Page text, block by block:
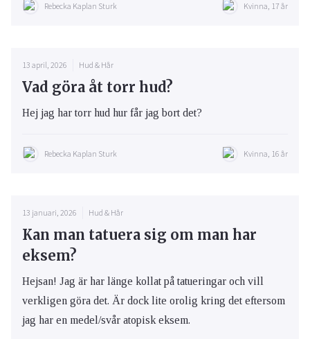
Rebecka Kaplan Sturk Kvinna, 17 år
13 april, 2026 Hud & Hår
Vad göra åt torr hud?
Hej jag har torr hud hur får jag bort det?
Rebecka Kaplan Sturk Kvinna, 16 år
13 januari, 2026 Hud & Hår
Kan man tatuera sig om man har
eksem?
Hejsan! Jag är har länge kollat på tatueringar och vill
verkligen göra det. Är dock lite orolig kring det eftersom
jag har en medel/svår atopisk eksem.